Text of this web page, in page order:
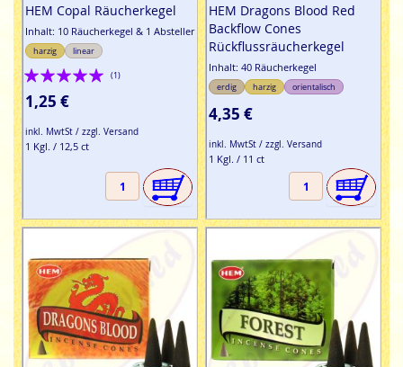
HEM Copal Räucherkegel
Inhalt: 10 Räucherkegel & 1 Absteller
harzig linear
Bewertung:
100%
(1)
1,25 €
inkl. MwtSt / zzgl. Versand
1 Kgl. / 12,5 ct
HEM Dragons Blood Red
Backflow Cones
Rückflussräucherkegel
Inhalt: 40 Räucherkegel
erdig harzig orientalisch
4,35 €
inkl. MwtSt / zzgl. Versand
1 Kgl. / 11 ct